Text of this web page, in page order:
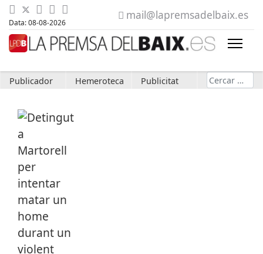
Data: 08-08-2026
mail@lapremsadelbaix.es
Publicador Hemeroteca Publicitat Cerca